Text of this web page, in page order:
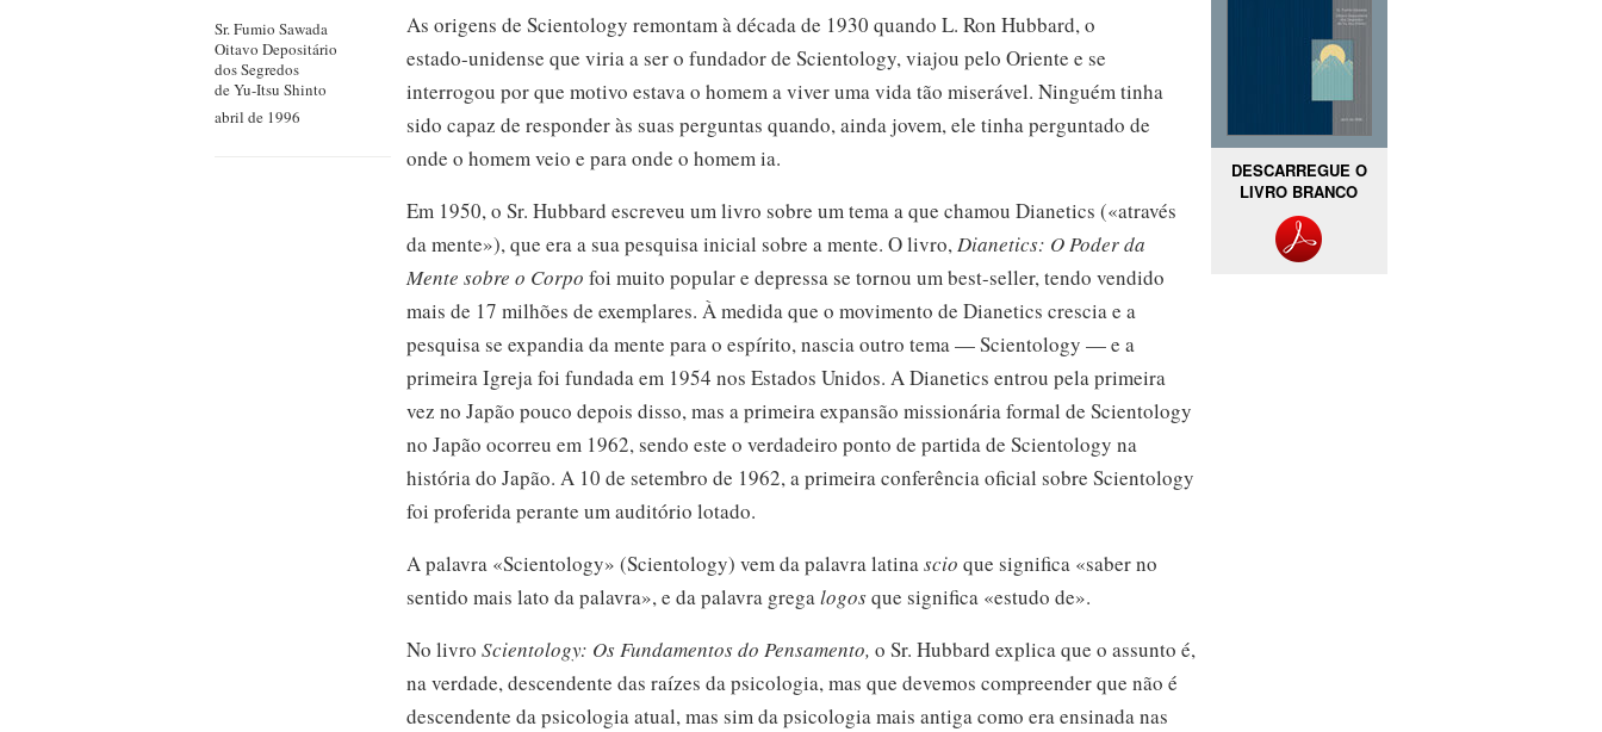
Sr. Fumio Sawada
Oitavo Depositário
dos Segredos
de Yu-Itsu Shinto
abril de 1996
As origens de Scientology remontam à décadade 1930 quando L. Ron Hubbard, o
estado-unidense que viria a ser o fundador de Scientology, viajou pelo Oriente e se
interrogou por que motivo estava o homem a viver uma vida tão miserável. Ninguém tinha
sido capaz de responder às suas perguntas quando, ainda jovem, ele tinha perguntado de
onde o homem veio e para onde o homem ia.
Em 1950,o Sr. Hubbard escreveu um livro sobre um tema a que chamou Dianetics («através
da mente»), que era a sua pesquisa inicial sobre a mente. O livro,Dianetics: O Poder da
Mente sobre o Corpo foi muito popular e depressa se tornou umbest-seller,tendo vendido
mais de 17 milhões de exemplares. À medida que o movimento de Dianetics crescia e a
pesquisa se expandia da mente para o espírito, nascia outro tema — Scientology — e a
primeira Igreja foi fundadaem 1954 nos Estados Unidos. A Dianetics entrou pela primeira
vez no Japão pouco depois disso, mas a primeira expansão missionária formal de Scientology
no Japão ocorreu em 1962,sendo este o verdadeiro ponto de partida de Scientology na
história do Japão. A 10 de setembro de 1962,a primeira conferência oficial sobre Scientology
foi proferida perante um auditório lotado.
A palavra «Scientology» (Scientology) vem da palavra latinascio que significa «saber no
sentido mais lato da palavra», e da palavra gregalogosque significa «estudo de».
No livro Scientology: Os Fundamentos do Pensamento, o Sr. Hubbard explica que o assunto é,
na verdade, descendente das raízes da psicologia, mas que devemos compreender que não é
descendente da psicologia atual, mas sim da psicologia mais antiga como era ensinada nas
DESCARREGUE O
LIVRO BRANCO